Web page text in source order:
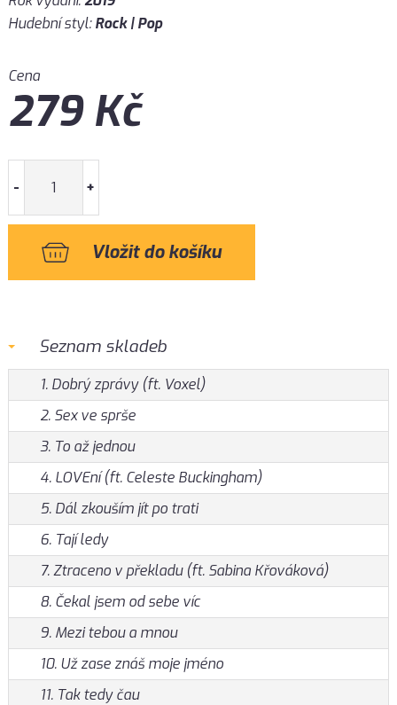
Hudební styl:Rock | Pop
Cena
279Kč
- +
Seznam skladeb
1. Dobrý zprávy (ft. Voxel)
2. Sex ve sprše
3. To až jednou
4. LOVEní (ft. Celeste Buckingham)
5. Dál zkouším jít po trati
6. Tají ledy
7. Ztraceno v překladu (ft. Sabina Křováková)
8. Čekal jsem od sebe víc
9. Mezi tebou a mnou
10. Už zase znáš moje jméno
11. Tak tedy čau